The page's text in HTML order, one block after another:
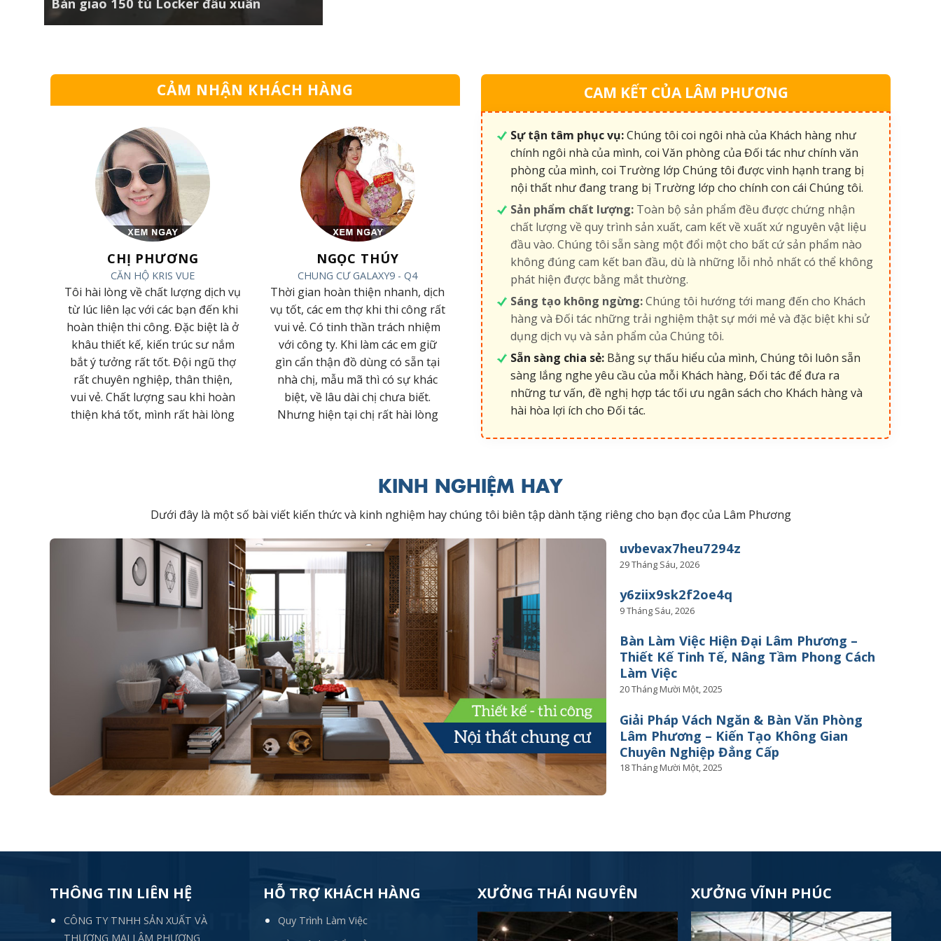
CẢM NHẬN KHÁCH HÀNG
CHỊ PHƯƠNG
CĂN HỘ KRIS VUE
Tôi hài lòng về chất lượng dịch vụ
từ lúc liên lạc với các bạn đến khi
hoàn thiện thi công. Đặc biệt là ở
khâu thiết kế, kiến trúc sư nắm
bắt ý tưởng rất tốt. Đội ngũ thợ
rất chuyên nghiệp, thân thiện,
vui vẻ. Chất lượng sau khi hoàn
thiện khá tốt, mình rất hài lòng
NGỌC THÚY
CHUNG CƯ GALAXY9 - Q4
Thời gian hoàn thiện nhanh, dịch
vụ tốt, các em thợ khi thi công rất
vui vẻ. Có tinh thần trách nhiệm
với công ty. Khi làm các em giữ
gìn cẩn thận đồ dùng có sẵn tại
nhà chị, mẫu mã thì có sự khác
biệt, về lâu dài chị chưa biết.
Nhưng hiện tại chị rất hài lòng
CAM KẾT CỦA LÂM PHƯƠNG
Sự tận tâm phục vụ:Chúng tôi coi ngôi nhà của Khách hàng như
chính ngôi nhà của mình, coi Văn phòng của Đối tác như chính văn
phòng của mình, coi Trường lớp Chúng tôi được vinh hạnh trang bị
nội thất như đang trang bị Trường lớp cho chính con cái Chúng tôi.
Sản phẩm chất lượng: Toàn bộ sản phẩm đều được chứng nhận
chất lượng về quy trình sản xuất, cam kết về xuất xứ nguyên vật liệu
đầu vào. Chúng tôi sẵn sàng một đổi một cho bất cứ sản phẩm nào
không đúng cam kết ban đầu, dù là những lỗi nhỏ nhất có thể không
phát hiện được bằng mắt thường.
Sáng tạo không ngừng:Chúng tôi hướng tới mang đến cho Khách
hàng và Đối tác những trải nghiệm thật sự mới mẻ và đặc biệt khi sử
dụng dịch vụ và sản phẩm của Chúng tôi.
Sẵn sàng chia sẻ: Bằng sự thấu hiểu của mình, Chúng tôi luôn sẵn
sàng lắng nghe yêu cầu của mỗi Khách hàng, Đối tác để đưa ra
những tư vấn, đề nghị hợp tác tối ưu ngân sách cho Khách hàng và
hài hòa lợi ích cho Đối tác.
KINH NGHIỆM HAY
Dưới đây là một số bài viết kiến thức và kinh nghiệm hay chúng tôi biên tập dành tặng riêng cho bạn đọc của Lâm Phương
uvbevax7heu7294z
29 Tháng Sáu, 2026
y6ziix9sk2f2oe4q
9 Tháng Sáu, 2026
Bàn Làm Việc Hiện Đại Lâm Phương –
Thiết Kế Tinh Tế, Nâng Tầm Phong Cách
Làm Việc
20 Tháng Mười Một, 2025
Giải Pháp Vách Ngăn & Bàn Văn Phòng
Lâm Phương – Kiến Tạo Không Gian
Chuyên Nghiệp Đẳng Cấp
18 Tháng Mười Một, 2025
THÔNG TIN LIÊN HỆ
CÔNG TY TNHH SẢN XUẤT VÀ
THƯƠNG MẠI LÂM PHƯƠNG
HỖ TRỢ KHÁCH HÀNG
Quy Trình Làm Việc
XƯỞNG THÁI NGUYÊN XƯỞNG VĨNH PHÚC